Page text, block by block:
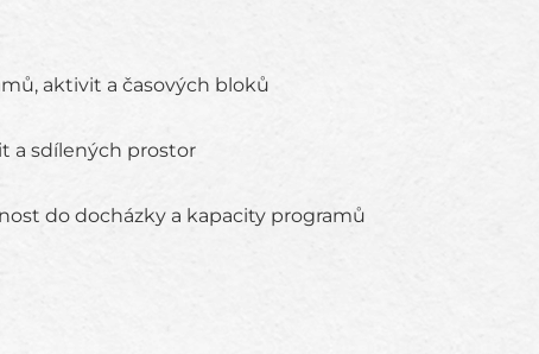
aktivit a časových bloků
a sdílených prostor
do docházky a kapacity programů